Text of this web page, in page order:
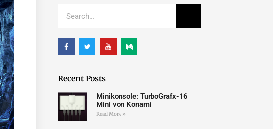
Recent Posts
Minikonsole: TurboGrafx-16
Mini von Konami
Read More »